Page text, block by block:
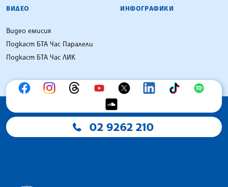
ВИДЕО
Видео емисия
Подкаст БТА Час Паралели
Подкаст БТА Час ЛИК
ИНФОГРАФИКИ
02 9262 210